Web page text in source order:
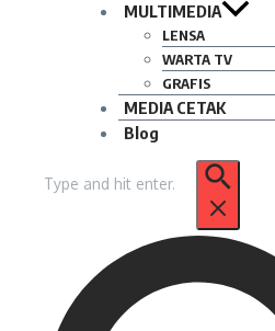
MULTIMEDIA
LENSA
WARTA TV
GRAFIS
MEDIA CETAK
Blog
untuk: